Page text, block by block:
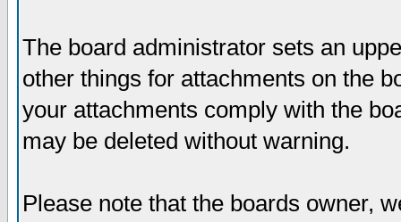
The board administrator sets an
other things for attachments on the
your attachments comply with the
may be deleted without warning.
Please note that the boards owner,